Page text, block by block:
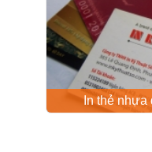
In thẻ nhựa